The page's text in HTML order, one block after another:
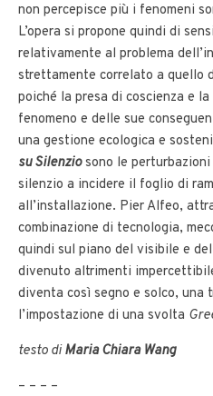
non percepisce più i fenomeni
L’opera si propone quindi di
relativamente al problema
strettamente correlato a quello
poiché la presa di coscienza e
fenomeno e delle sue
una gestione ecologica e
su Silenziosono le perturbazioni
silenzio a incidere il foglio di
all’installazione. Pier Alfeo,
combinazione di tecnologia,
quindi sul piano del visibile e
divenuto altrimenti
diventa così segno e solco, una
l’impostazione di una svolta
testo diMaria Chiara Wang
– – – –